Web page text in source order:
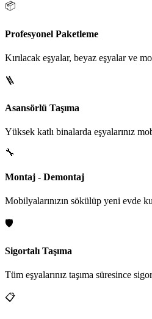
📦
Profesyonel Paketleme
Kırılacak eşyalar, beyaz eşyalar ve
🪜
Asansörlü Taşıma
Yüksek katlı binalarda eşyalarınız
🔧
Montaj - Demontaj
Mobilyalarınızın sökülüp yeni evde
🛡️
Sigortalı Taşıma
Tüm eşyalarınız taşıma süresince
📋